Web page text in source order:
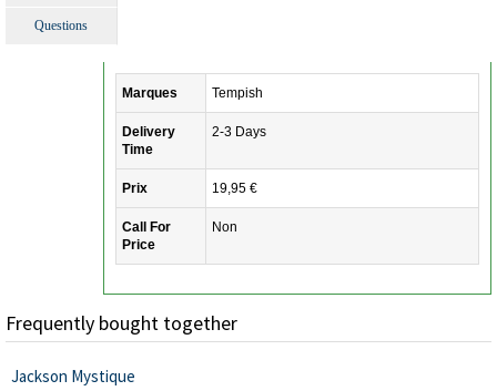
Questions
Marques Tempish
Delivery
Time
2-3 Days
Prix 19,95 €
Call For
Price
Non
Frequently bought together
Jackson Mystique